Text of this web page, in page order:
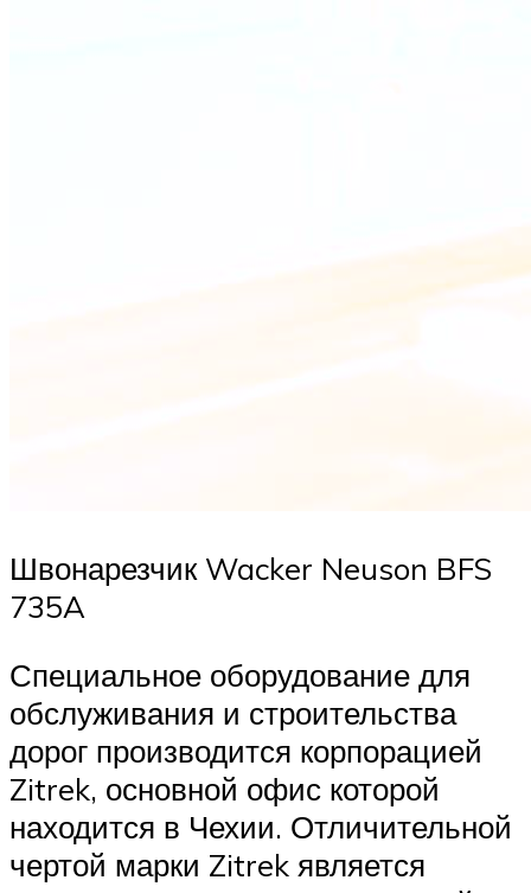
Швонарезчик Wacker Neuson BFS
735A
Специальное оборудование для
обслуживания и строительства
дорог производится корпорацией
Zitrek, основной офис которой
находится в Чехии. Отличительной
чертой марки Zitrek является